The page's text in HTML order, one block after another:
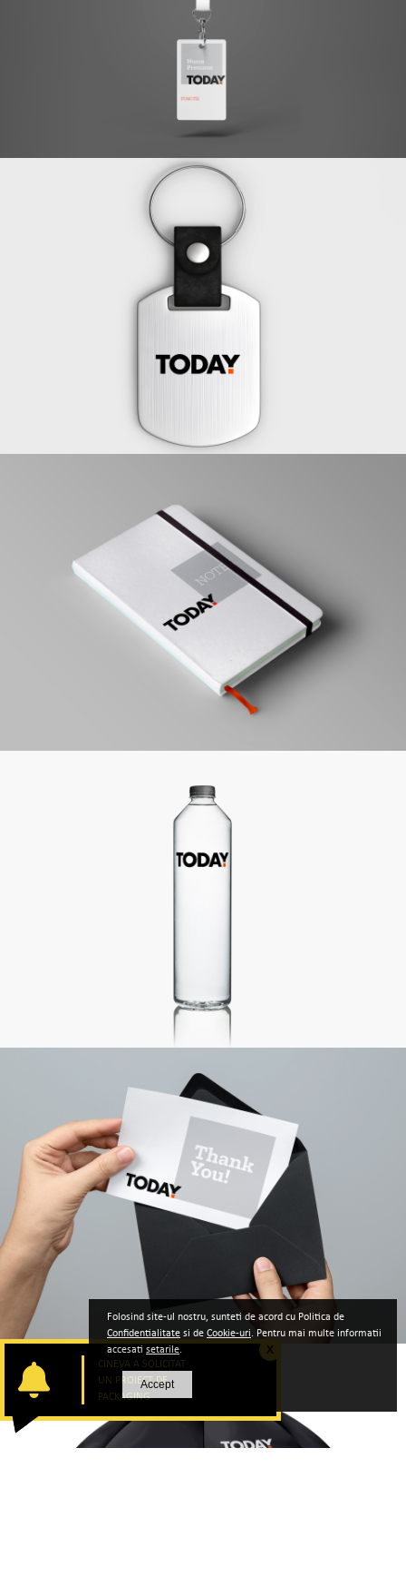
CINEVA A SOLICITAT
UN PROIECT DE
PACKAGING
X
Folosind site-ul nostru, sunteti de acord cu Politica de
Confidentialitatesi deCookie-uri. Pentru mai multe informatii
accesati setarile.
Accept